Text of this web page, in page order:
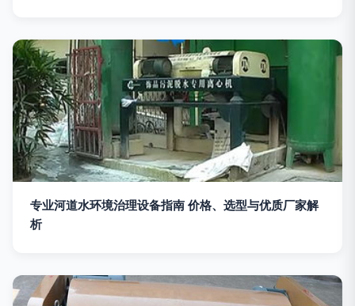
专业河道水环境治理设备指南 价格、选型与优质厂家解
析